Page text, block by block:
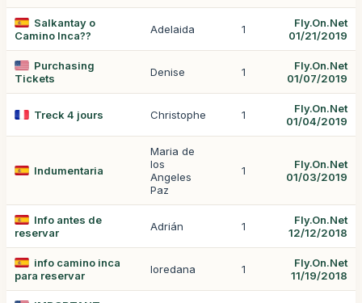
Salkantay o
Camino Inca??
Adelaida 1
Fly.On.Net
01/21/2019
Purchasing
Tickets
Denise 1
Fly.On.Net
01/07/2019
Treck 4 jours Christophe 1
Fly.On.Net
01/04/2019
Indumentaria
Maria de
los
Angeles
Paz
1
Fly.On.Net
01/03/2019
Info antes de
reservar
Adrián 1
Fly.On.Net
12/12/2018
info camino inca
para reservar
loredana 1
Fly.On.Net
11/19/2018